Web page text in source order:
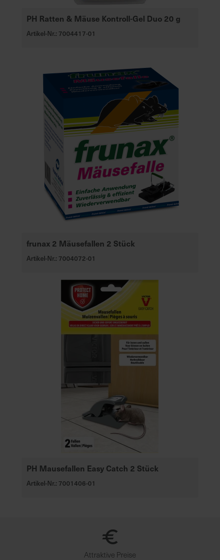
PH Ratten & Mäuse Kontroll-Gel Duo 20 g
Artikel-Nr.: 7004417-01
frunax 2 Mäusefallen 2 Stück
Artikel-Nr.: 7004072-01
PH Mausefallen Easy Catch 2 Stück
Artikel-Nr.: 7001406-01
Attraktive Preise